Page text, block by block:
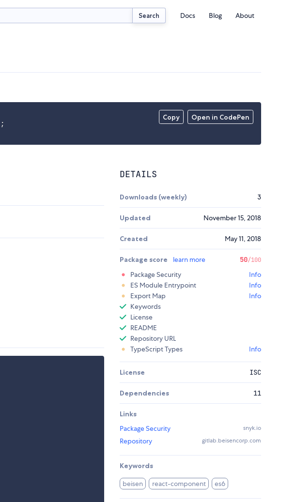
Search Docs Blog About
Copy Open in CodePen
;
DETAILS
Downloads (weekly) 3
Updated November 15, 2018
Created May 11, 2018
Package score learn more 50/100
Package Security
Info
ES Module Entrypoint
Info
Export Map
Info
Keywords
License
README
Repository URL
TypeScript Types
Info
License ISC
Dependencies 11
Links
Package Security
snyk.io
Repository gitlab.beisencorp.com
Keywords
beisen react-component es6